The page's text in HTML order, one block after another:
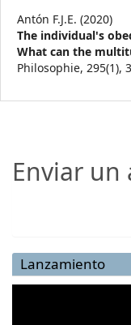
Antón F.J.E. (2020)
The individual's
What can the
Philosophie, 295(1),
Enviar un
Lanzamiento